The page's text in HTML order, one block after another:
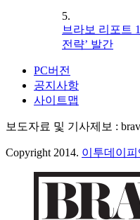
5.
브라보 리포트
전략’ 발간
PC버전
공지사항
사이트맵
보도자료 및 기사제보 :
Copyright 2014. 이투데이피